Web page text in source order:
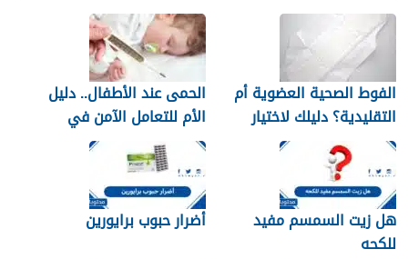
الفوط الصحية العضوية أم
التقليدية؟ دليلك لاختيار
النوع الأنسب لبشرتك
الحمى عند الأطفال.. دليل
الأم للتعامل الآمن في
المنزل
هل زيت السمسم مفيد
للكحه
أضرار حبوب برايورين